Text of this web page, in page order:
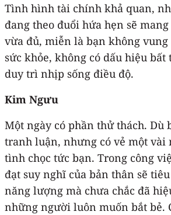
Tình hình tài chính khả quan,
đang theo đuổi hứa hẹn sẽ
vừa đủ, miễn là bạn không vung
sức khỏe, không có dấu hiệu bất
duy trì nhịp sống điều độ.
Kim Ngưu
Một ngày có phần thử thách. Dù
tranh luận, nhưng có vẻ một vài
tình chọc tức bạn. Trong công
đạt suy nghĩ của bản thân sẽ
năng lượng mà chưa chắc đã
những người luôn muốn bắt bẻ.